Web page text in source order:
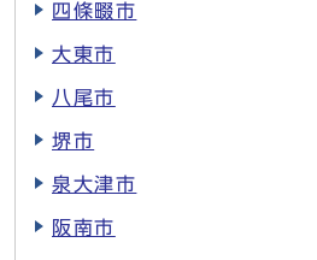
四條畷市
大東市
八尾市
堺市
泉大津市
阪南市